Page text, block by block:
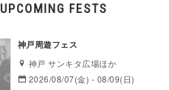
UPCOMING FESTS
神戸周遊フェス
神戸 サンキタ広場ほか
2026/08/07(金) - 08/09(日)